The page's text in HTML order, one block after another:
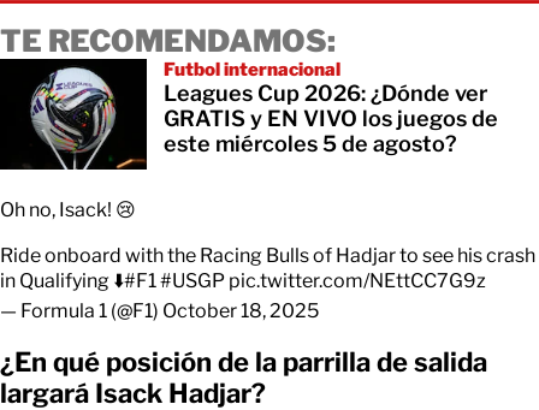
TE RECOMENDAMOS:
Futbol internacional
Leagues Cup 2026: ¿Dónde ver
GRATIS y EN VIVO los juegos de
este miércoles 5 de agosto?
Oh no, Isack! 😢
Ride onboard with the Racing Bulls of Hadjar to see his crash
in Qualifying ⬇️#F1#USGP pic.twitter.com/NEttCC7G9z
— Formula 1 (@F1) October 18, 2025
¿En qué posición de la parrilla de salida
largará Isack Hadjar?